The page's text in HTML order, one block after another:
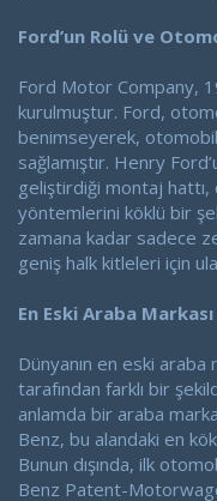
Ford’un Rolü ve
Ford Motor Company,
kurulmuştur. Ford,
benimseyerek,
sağlamıştır. Henry
geliştirdiği montaj
yöntemlerini köklü bir
zamana kadar sadece
geniş halk kitleleri için
En Eski Araba
Dünyanın en eski araba
tarafından farklı bir
anlamda bir araba
Benz, bu alandaki en
Bunun dışında, ilk
Benz Patent-